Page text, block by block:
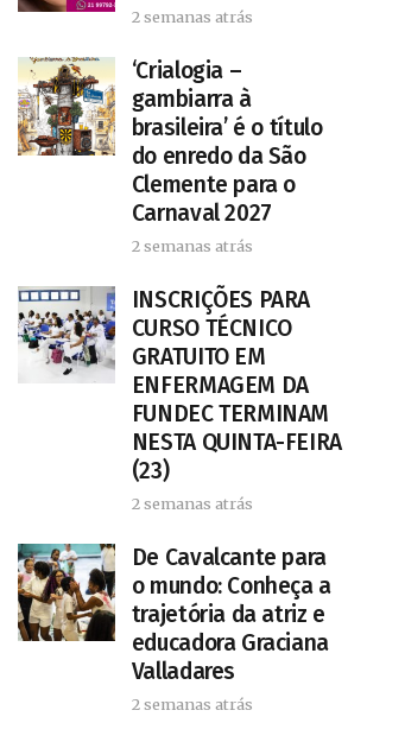
2 semanas atrás
‘Crialogia –
gambiarra à
brasileira’ é o título
do enredo da São
Clemente para o
Carnaval 2027
2 semanas atrás
INSCRIÇÕES PARA
CURSO TÉCNICO
GRATUITO EM
ENFERMAGEM DA
FUNDEC TERMINAM
NESTA QUINTA-FEIRA
(23)
2 semanas atrás
De Cavalcante para
o mundo: Conheça a
trajetória da atriz e
educadora Graciana
Valladares
2 semanas atrás